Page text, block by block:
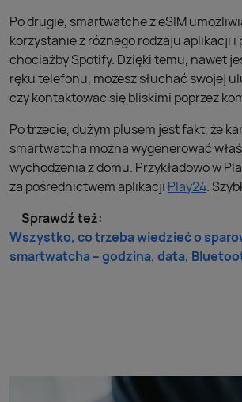
Po drugie, smartwatche z eSIM
korzystanie z różnego rodzaju aplikacji i
chociażby Spotify. Dzięki temu, nawet
ręku telefonu, możesz słuchać swojej
czy kontaktować się bliskimi poprzez
Po trzecie, dużym plusem jest fakt, że
smartwatcha można wygenerować
wychodzenia z domu. Przykładowo w
za pośrednictwem aplikacji Play24.
Sprawdź też:
Wszystko, co trzeba wiedzieć o
smartwatcha – godzina, data,